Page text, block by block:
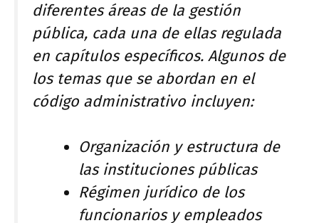
diferentes áreas de la gestión
pública, cada una de ellas regulada
en capítulos específicos. Algunos de
los temas que se abordan en el
código administrativo incluyen:
Organización y estructura de
las instituciones públicas
Régimen jurídico de los
funcionarios y empleados